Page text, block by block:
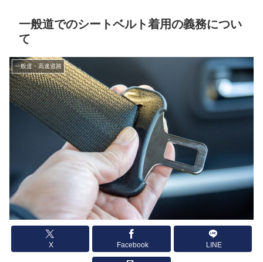
一般道でのシートベルト着用の義務につい
て
一般道・高速道路
X Facebook LINE